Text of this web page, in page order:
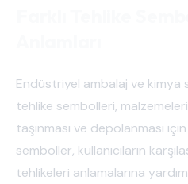
Endüstriyel ambalaj ve kimya
tehlike sembolleri,
taşınması ve depolanması
semboller, kullanıcıların
tehlikeleri anlamalarına